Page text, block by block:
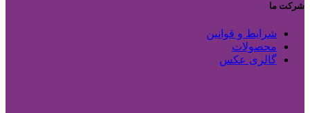
شرکت ما
شرایط و قوانین
محصولات
گالری عکس